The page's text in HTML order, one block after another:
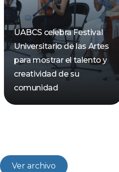
UABCS celebra Festival
Universitario de las Artes
para mostrar el talento y
creatividad de su
comunidad
Ver archivo